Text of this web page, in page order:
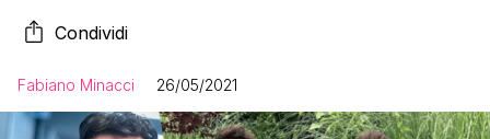
Condividi
Fabiano Minacci 26/05/2021